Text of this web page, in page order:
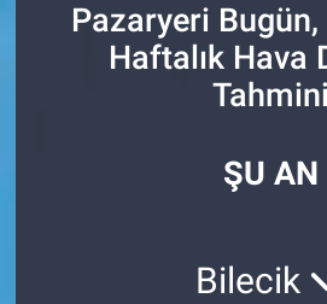
Pazaryeri Bugün,
Haftalık Hava
Tahmini
ŞU AN
Bilecik
Kültür & Sanat
Tüm Manşetler
Son Dakika Haberleri